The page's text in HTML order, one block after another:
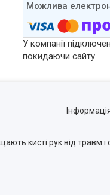
У компанії
покидаючи сайту.
кисті рук від травм